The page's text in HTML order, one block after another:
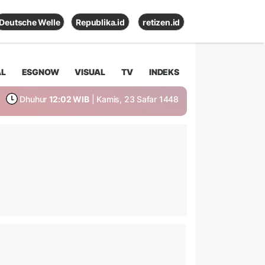
Deutsche Welle Republika.id retizen.id
ESGNOW VISUAL TV INDEKS
Dhuhur 12:02 WIB | Kamis, 23 Safar 1448